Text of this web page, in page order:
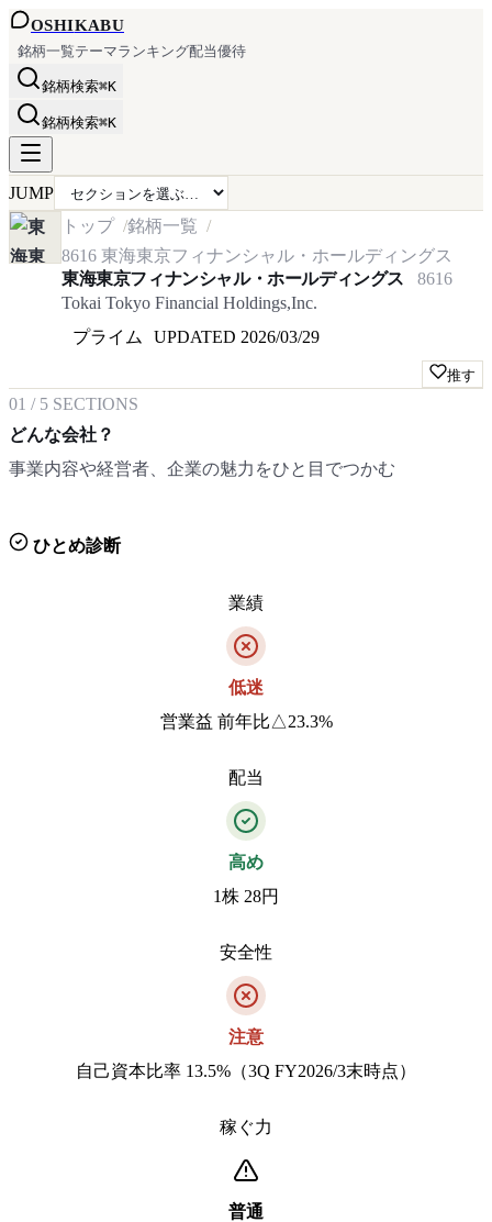
OSHIKABU
銘柄一覧テーマランキング配当優待
銘柄検索⌘K
銘柄検索⌘K
JUMP
トップ
銘柄一覧
8616 東海東京フィナンシャル・ホールディングス
東海東京フィナンシャル・ホールディングス
8616
Tokai Tokyo Financial Holdings,Inc.
プライム
UPDATED 2026/03/29
推す
01 / 5 SECTIONS
どんな会社？
事業内容や経営者、企業の魅力をひと目でつかむ
ひとめ診断
業績
低迷
営業益 前年比△23.3%
配当
高め
1株 28円
安全性
注意
自己資本比率 13.5%（3Q FY2026/3末時点）
稼ぐ力
普通